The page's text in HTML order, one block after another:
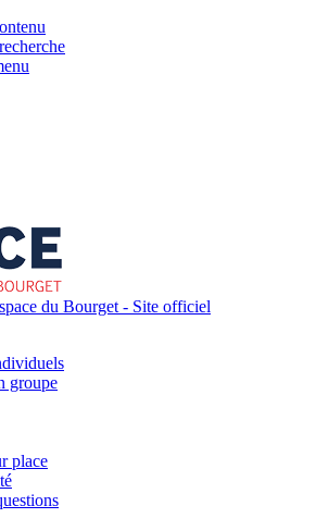
du Bourget - Site officiel
groupe
place